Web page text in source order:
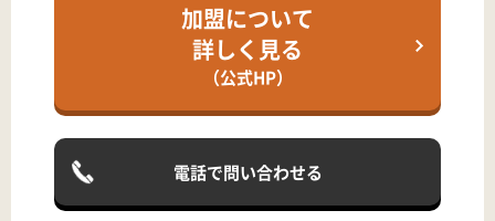
加盟について
詳しく見る
（公式HP）
電話で問い合わせる